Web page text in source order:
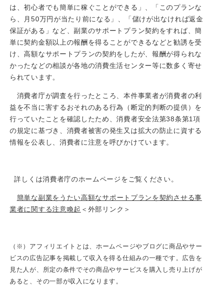
は、初心者でも簡単に稼ぐことができる」、「このプランな
ら、月50万円が当たり前になる」、「儲けが出なければ返金
保証がある」など、副業のサポートプラン契約をすれば、簡
単に契約金額以上の報酬を得ることができるなどと勧誘を受
け、高額なサポートプランの契約をしたが、報酬が得られな
かったなどの相談が各地の消費生活センター等に数多く寄せ
られています。
消費者庁が調査を行ったところ、本件事業者が消費者の利
益を不当に害するおそれのある行為（断定的判断の提供）を
行っていたことを確認したため、消費者安全法第38条第1項
の規定に基づき、消費者被害の発生又は拡大の防止に資する
情報を公表し、消費者に注意を呼びかけています。
詳しくは消費者庁のホームページをご覧ください。
簡単な副業をうたい高額なサポートプランを契約させる事
業者に関する注意喚起 ＜外部リンク＞
（※）アフィリエイトとは、ホームページやブログに商品やサー
ビスの広告記事を掲載して収入を得る仕組みの一種です。広告を
見た人が、所定の条件でその商品やサービスを購入し売り上げが
あると、その一部が収入になります。